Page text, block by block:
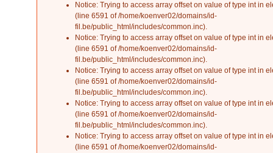
Notice: Trying to access array offset on value of type int in
(line 6591 of/home/koenver02/domains/id-
fil.be/public_html/includes/common.inc).
Notice: Trying to access array offset on value of type int in
(line 6591 of/home/koenver02/domains/id-
fil.be/public_html/includes/common.inc).
Notice: Trying to access array offset on value of type int in
(line 6591 of/home/koenver02/domains/id-
fil.be/public_html/includes/common.inc).
Notice: Trying to access array offset on value of type int in
(line 6591 of/home/koenver02/domains/id-
fil.be/public_html/includes/common.inc).
Notice: Trying to access array offset on value of type int in
(line 6591 of/home/koenver02/domains/id-